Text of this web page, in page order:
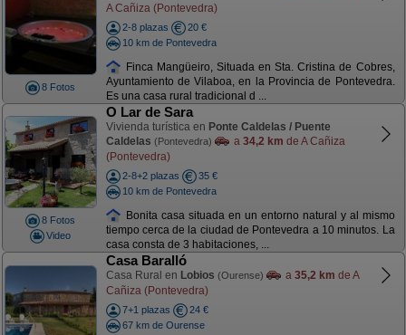
8 Fotos
A Cañiza (Pontevedra)
2-8 plazas
20 €
10 km de Pontevedra
Finca Mangüeiro, Situada en Sta. Cristina de Cobres,
Ayuntamiento de Vilaboa, en la Provincia de Pontevedra.
Es una casa rural tradicional d ...
8 Fotos
Video
O Lar de Sara
Vivienda turística en Ponte Caldelas / Puente
Caldelas (Pontevedra) a 34,2 km de A Cañiza
(Pontevedra)
2-8+2 plazas
35 €
10 km de Pontevedra
Bonita casa situada en un entorno natural y al mismo
tiempo cerca de la ciudad de Pontevedra a 10 minutos. La
casa consta de 3 habitaciones, ...
Casa Baralló
Casa Rural en Lobios (Ourense) a 35,2 km de A
Cañiza (Pontevedra)
7+1 plazas
24 €
67 km de Ourense